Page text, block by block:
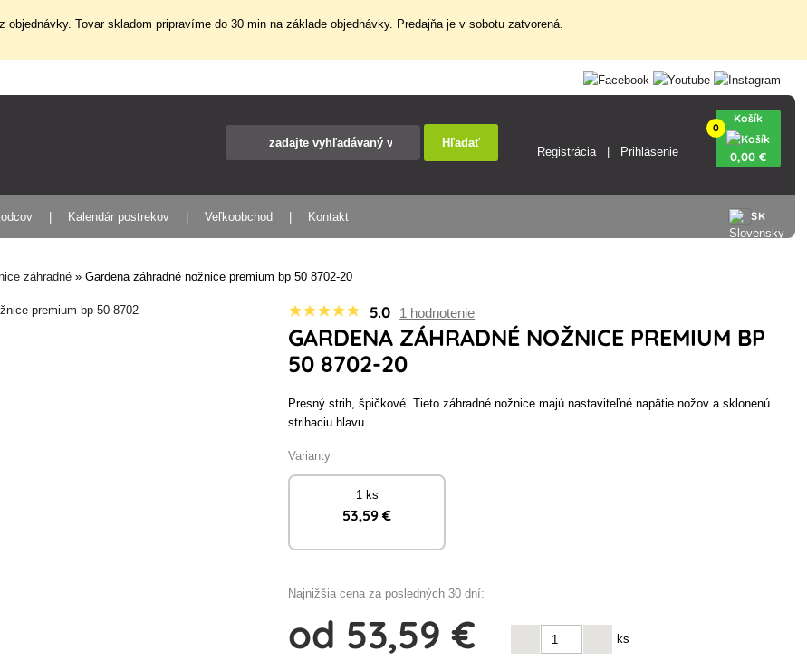
Tovar skladom pripravíme do 30 min na základe objednávky. Predajňa je v sobotu zatvorená.
Hľadať
Registrácia Prihlásenie
0
Košík
0,00 €
SK
Kalendár postrekov Veľkoobchod Kontakt
záhradné »Gardena záhradné nožnice premium bp 50 8702-20
5.0 1 hodnotenie
GARDENA ZÁHRADNÉ NOŽNICE PREMIUM BP
50 8702-20
Presný strih, špičkové. Tieto záhradné nožnice majú nastaviteľné napätie nožov a sklonenú
strihaciu hlavu.
Varianty
1 ks
53,59 €
Najnižšia cena za posledných 30 dní:
od 53,59 € ks